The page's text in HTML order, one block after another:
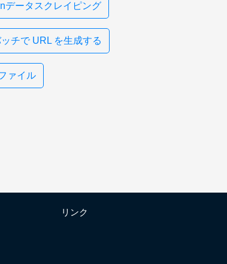
データスクレイピング
チで URL を生成する
ァイル
リンク